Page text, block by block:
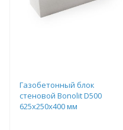
Газобетонный блок
стеновой Bonolit D500
625х250х400 мм